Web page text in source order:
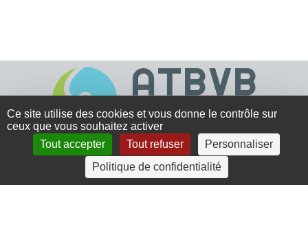
4 rue Crec’h-Ugen
22810 Belle Isle en Terre
Ce site utilise des cookies et vous donne le contrôle sur
ceux que vous souhaitez activer
Tout accepter
Tout refuser
Personnaliser
Politique de confidentialité